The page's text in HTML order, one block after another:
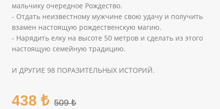
мальчику очередное Рождество.
- Отдать неизвестному мужчине свою удачу и получить
взамен настоящую рождественскую магию.
- Нарядить елку на высоте 50 метров и сделать из этого
настоящую семейную традицию.
И ДРУГИЕ 98 ПОРАЗИТЕЛЬНЫХ ИСТОРИЙ.
438 ₺ 509 ₺